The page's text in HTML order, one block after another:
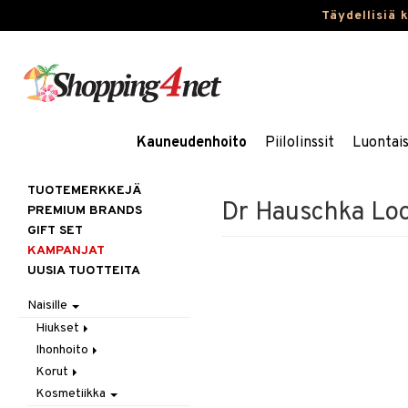
Täydellisiä
Kauneudenhoito Piilolinssit
Dr Hauschka
TUOTEMERKKEJÄ
PREMIUM BRANDS
GIFT SET
KAMPANJAT
UUSIA TUOTTEITA
Naisille
Hiukset
Gift Set
Harjat / Kammat
Hiuskuurit
Ihonhoito
Aurinkotuotteet
Erikoistuotteet
Korut
Kaulakorut
Kosmetiikka